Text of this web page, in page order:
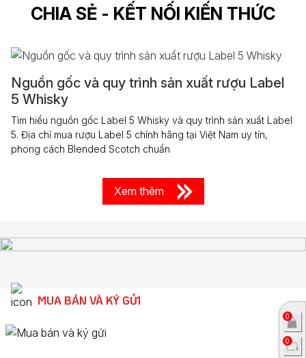
CHIA SẺ - KẾT NỐI KIẾN THỨC
Nguồn gốc và quy trình sản xuất rượu Label
5 Whisky
Tìm hiểu nguồn gốc Label 5 Whisky và quy trình sản xuất Label
5. Địa chỉ mua rượu Label 5 chính hãng tại Việt Nam uy tín,
phong cách Blended Scotch chuẩn
Xem thêm
MUA BÁN VÀ KÝ GỬI
0
0